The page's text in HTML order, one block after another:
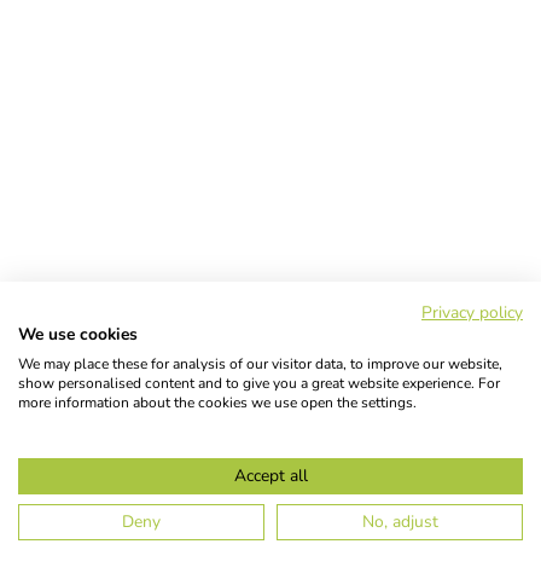
Privacy policy
We use cookies
We may place these for analysis of our visitor data, to improve our website,
show personalised content and to give you a great website experience. For
more information about the cookies we use open the settings.
Accept all
Deny
No, adjust